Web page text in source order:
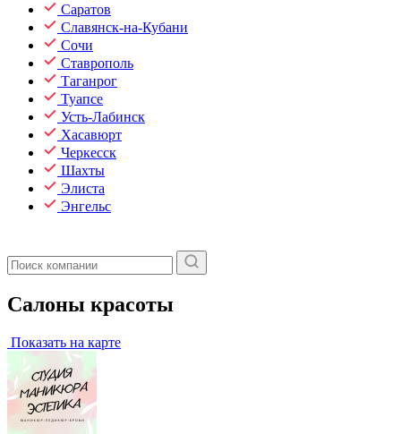
Саратов
Славянск-на-Кубани
Сочи
Ставрополь
Таганрог
Туапсе
Усть-Лабинск
Хасавюрт
Черкесск
Шахты
Элиста
Энгельс
Салоны красоты
Показать на карте